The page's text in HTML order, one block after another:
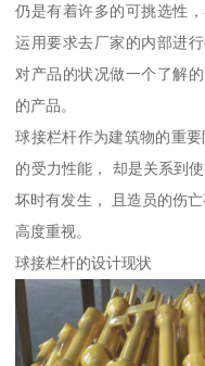
仍是有着许多的可挑选性
运用要求去厂家的内部进
对产品的状况做一个了解
的产品。
球接栏杆作为建筑物的重
的受力性能， 却是关系到
坏时有发生， 且造员的伤
高度重视。
球接栏杆的设计现状